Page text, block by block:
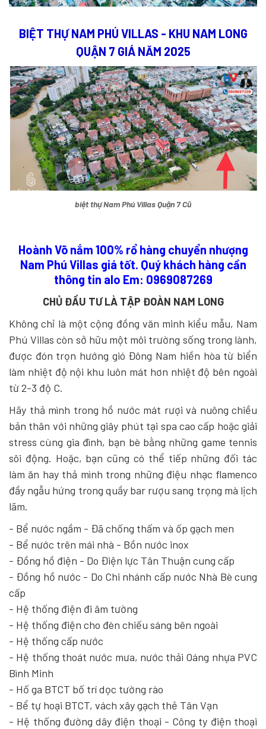
BIỆT THỰ NAM PHÚ VILLAS - KHU NAM LONG
QUẬN 7 GIÁ NĂM 2025
biệt thự Nam Phú Villas Quận 7 Cũ
Hoành Võ nắm 100% rổ hàng chuyển nhượng
Nam Phú Villas giá tốt. Quý khách hàng cần
thông tin alo Em: 0969087269
CHỦ ĐẦU TƯ LÀ TẬP ĐOÀN NAM LONG
Không chỉ là một cộng đồng văn minh kiểu mẫu, Nam
Phú Villas còn sở hữu một môi trường sống trong lành,
được đón trọn hướng gió Đông Nam hiền hòa từ biển
làm nhiệt độ nội khu luôn mát hơn nhiệt độ bên ngoài
từ 2-3 độ C.
Hãy thả mình trong hồ nước mát rượi và nuông chiều
bản thân với những giây phút tại spa cao cấp hoặc giải
stress cùng gia đình, bạn bè bằng những game tennis
sôi động. Hoặc, bạn cũng có thể tiếp những đối tác
làm ăn hay thả mình trong những điệu nhạc flamenco
đầy ngẫu hứng trong quầy bar rượu sang trọng mà lịch
lãm.
- Bể nước ngầm - Đã chống thấm và ốp gạch men
- Bể nước trên mái nhà - Bồn nước inox
- Đồng hồ điện - Do Điện lực Tân Thuận cung cấp
- Đồng hồ nước - Do Chi nhánh cấp nước Nhà Bè cung
cấp
- Hệ thống điện đi âm tường
- Hệ thống điện cho đèn chiếu sáng bên ngoài
- Hệ thống cấp nước
- Hệ thống thoát nước mưa, nước thải Oáng nhựa PVC
Bình Minh
- Hố ga BTCT bố trí dọc tường rào
- Bể tự hoại BTCT, vách xây gạch thẻ Tân Vạn
- Hệ thống đường dây điện thoại - Công ty điện thoại